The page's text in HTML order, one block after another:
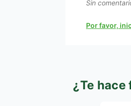
Por favor,
Sin
¿Te hace